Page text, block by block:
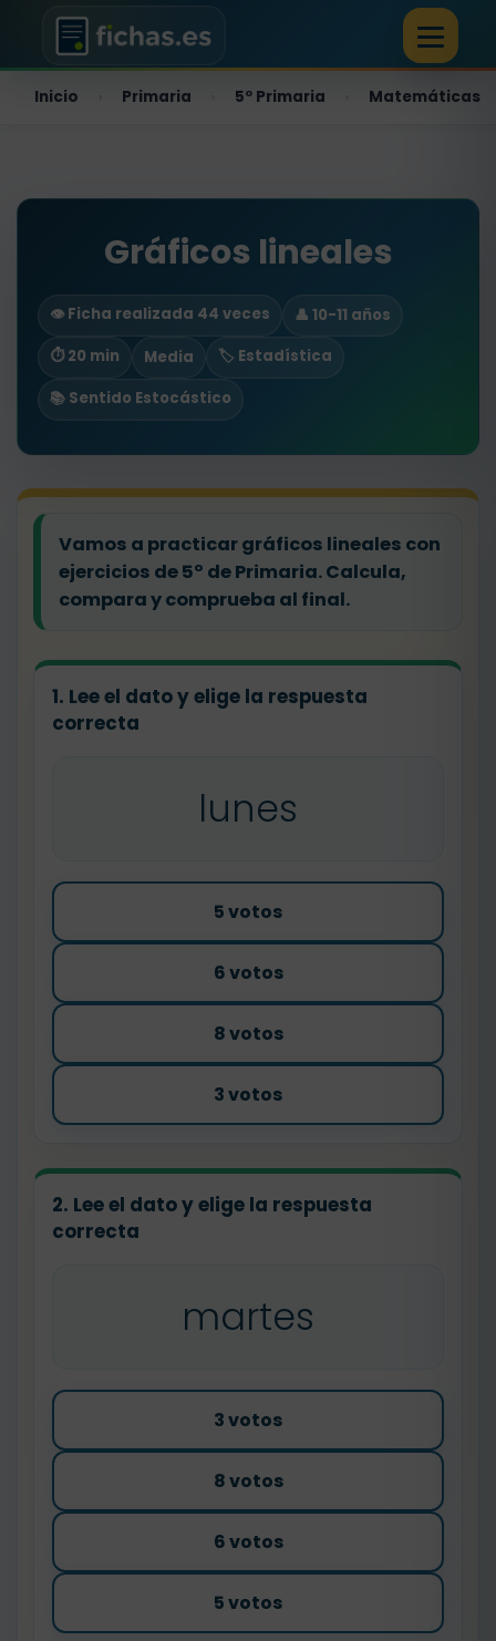
Inicio Primaria 5º Primaria Matemáticas
Gráficos lineales
👁️ Ficha realizada 44 veces
👤 10-11 años
⏱ 20 min
Media
🏷️ Estadística
📚 Sentido Estocástico
Vamos a practicar gráficos lineales con
ejercicios de 5º de Primaria. Calcula,
compara y comprueba al final.
1. Lee el dato y elige la respuesta
correcta
lunes
5 votos
6 votos
8 votos
3 votos
2. Lee el dato y elige la respuesta
correcta
martes
3 votos
8 votos
6 votos
5 votos